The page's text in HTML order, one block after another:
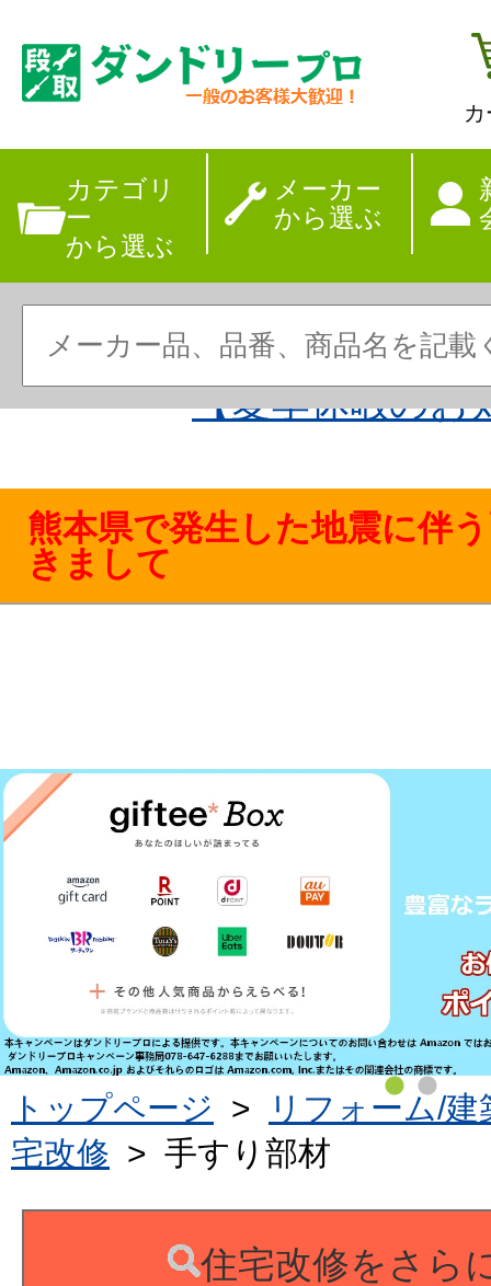
カテゴリ
ー
から選ぶ
メーカー
から選ぶ
【夏季休暇のお
熊本県で発生した地震に伴
きまして
トップページ >
リフォーム/建
宅改修 > 手すり部材
住宅改修をさら